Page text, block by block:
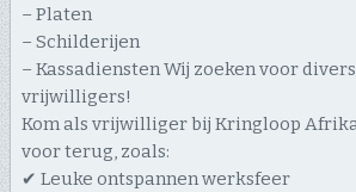
– Platen
– Schilderijen
– Kassadiensten Wij zoeken voor
vrijwilligers!
Kom als vrijwilliger bij Kringloop
voor terug, zoals:
✔ Leuke ontspannen werksfeer